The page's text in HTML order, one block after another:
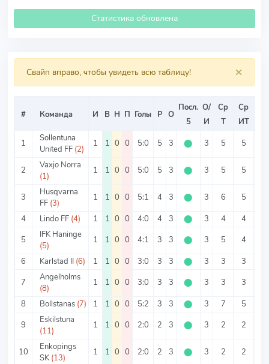
Статистика обновлена
×
Свайп вправо, чтобы увидеть всю таблицу!
# Команда И В Н П Голы Р О
Посл.
5
О/
И
Ср
Т
Ср
ИТ
1
Sollentuna
United FF (2)
1 1 0 0 5:0 5 3 ⬤ 3 5 5
2
Vaxjo Norra
(1)
1 1 0 0 5:0 5 3 ⬤ 3 5 5
3
Husqvarna
FF (3)
1 1 0 0 5:1 4 3 ⬤ 3 6 5
4
Lindo FF (4) 1 1 0 0 4:0 4 3 ⬤ 3 4 4
5
IFK Haninge
(5)
1 1 0 0 4:1 3 3 ⬤ 3 5 4
6
Karlstad II (6) 1 1 0 0 3:0 3 3 ⬤ 3 3 3
7
Angelholms
(8)
1 1 0 0 3:0 3 3 ⬤ 3 3 3
8
Bollstanas (7) 1 1 0 0 5:2 3 3 ⬤ 3 7 5
9
Eskilstuna
(11)
1 1 0 0 2:0 2 3 ⬤ 3 2 2
10
Enkopings
SK (13)
1 1 0 0 2:0 2 3 ⬤ 3 2 2